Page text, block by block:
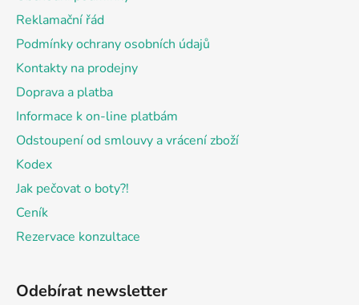
Reklamační řád
Podmínky ochrany osobních údajů
Kontakty na prodejny
Doprava a platba
Informace k on-line platbám
Odstoupení od smlouvy a vrácení zboží
Kodex
Jak pečovat o boty?!
Ceník
Rezervace konzultace
Odebírat newsletter